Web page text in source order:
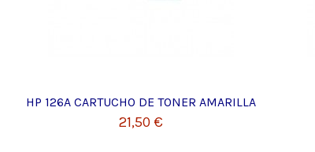
HP 126A CARTUCHO DE TONER AMARILLA
21,50 €